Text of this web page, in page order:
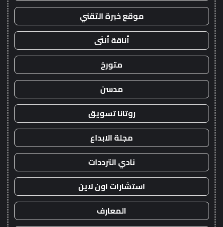
موقع خبرة التقني
أناقة أنثى
متورخ
مدسن
روتانا تسويق
مجلة الابداع
نادي الترددات
استشارات اون لاين
المعارف